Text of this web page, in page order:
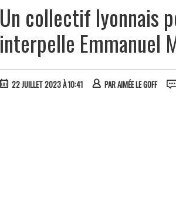
Un collectif lyonnais
interpelle Emmanuel
22 JUILLET 2023 À 10:41 PARAIMÉE LE GOFF